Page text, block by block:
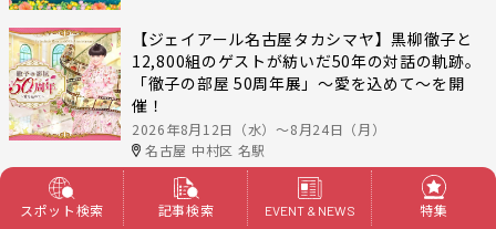
【ジェイアール名古屋タカシマヤ】黒柳徹子と
12,800組のゲストが紡いだ50年の対話の軌跡。
「徹子の部屋 50周年展」～愛を込めて～を開
催！
2026年8月12日（水）〜8月24日（月）
名古屋 中村区 名駅
イベント＆ニュース一覧へ
スポット検索 記事検索 EVENT & NEWS 特集